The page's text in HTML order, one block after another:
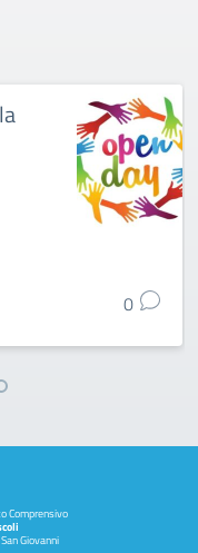
0
Comprensivo
Giovanni